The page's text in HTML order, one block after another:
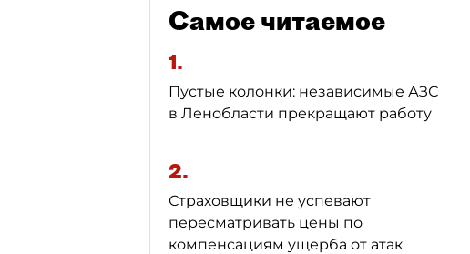
Самое читаемое
1.
Пустые колонки: независимые АЗС
в Ленобласти прекращают работу
2.
Страховщики не успевают
пересматривать цены по
компенсациям ущерба от атак